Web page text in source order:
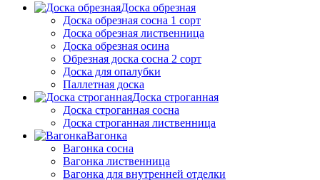
Доска обрезная
Доска обрезная сосна 1 сорт
Доска обрезная лиственница
Доска обрезная осина
Обрезная доска сосна 2 сорт
Доска для опалубки
Паллетная доска
Доска строганная
Доска строганная сосна
Доска строганная лиственница
Вагонка
Вагонка сосна
Вагонка лиственница
Вагонка для внутренней отделки